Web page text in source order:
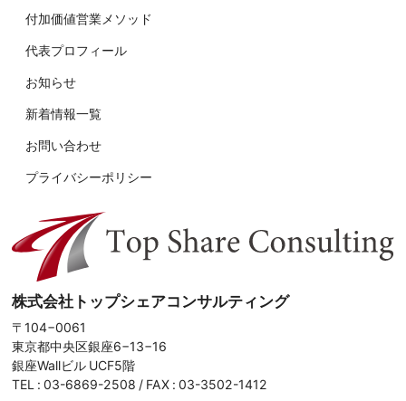
付加価値営業メソッド
代表プロフィール
お知らせ
新着情報一覧
お問い合わせ
プライバシーポリシー
株式会社トップシェアコンサルティング
〒104−0061
東京都中央区銀座6−13−16
銀座Wallビル UCF5階
TEL :03-6869-2508 / FAX : 03-3502-1412